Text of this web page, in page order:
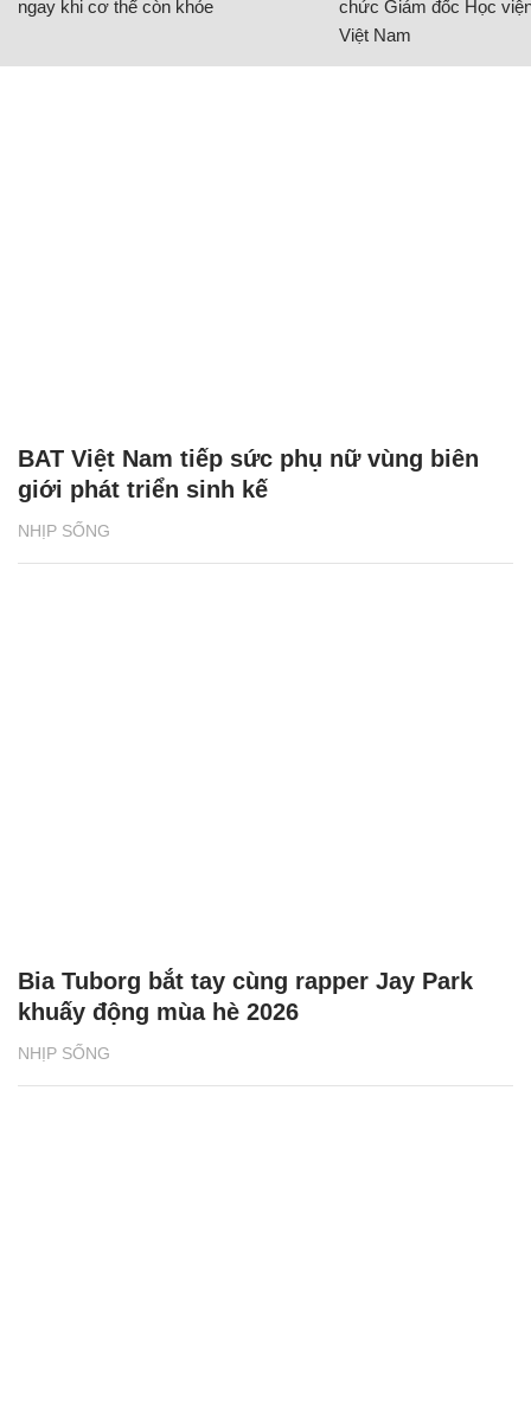
ngay khi cơ thể còn khỏe
chức Giám đốc Học
Việt Nam
NHỊP SỐNG
BAT Việt Nam tiếp sức phụ nữ vùng biên
giới phát triển sinh kế
NHỊP SỐNG
Bia Tuborg bắt tay cùng rapper Jay Park
khuấy động mùa hè 2026